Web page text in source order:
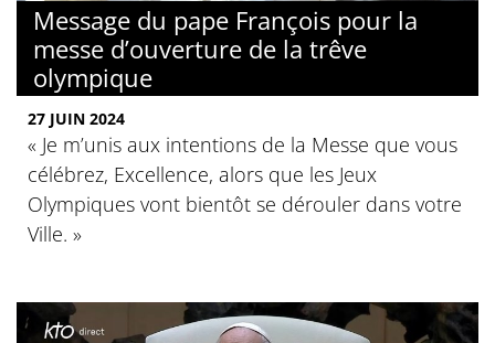
Message du pape François pour la
messe d’ouverture de la trêve
olympique
27 JUIN 2024
« Je m’unis aux intentions de la Messe que vous
célébrez, Excellence, alors que les Jeux
Olympiques vont bientôt se dérouler dans votre
Ville. »